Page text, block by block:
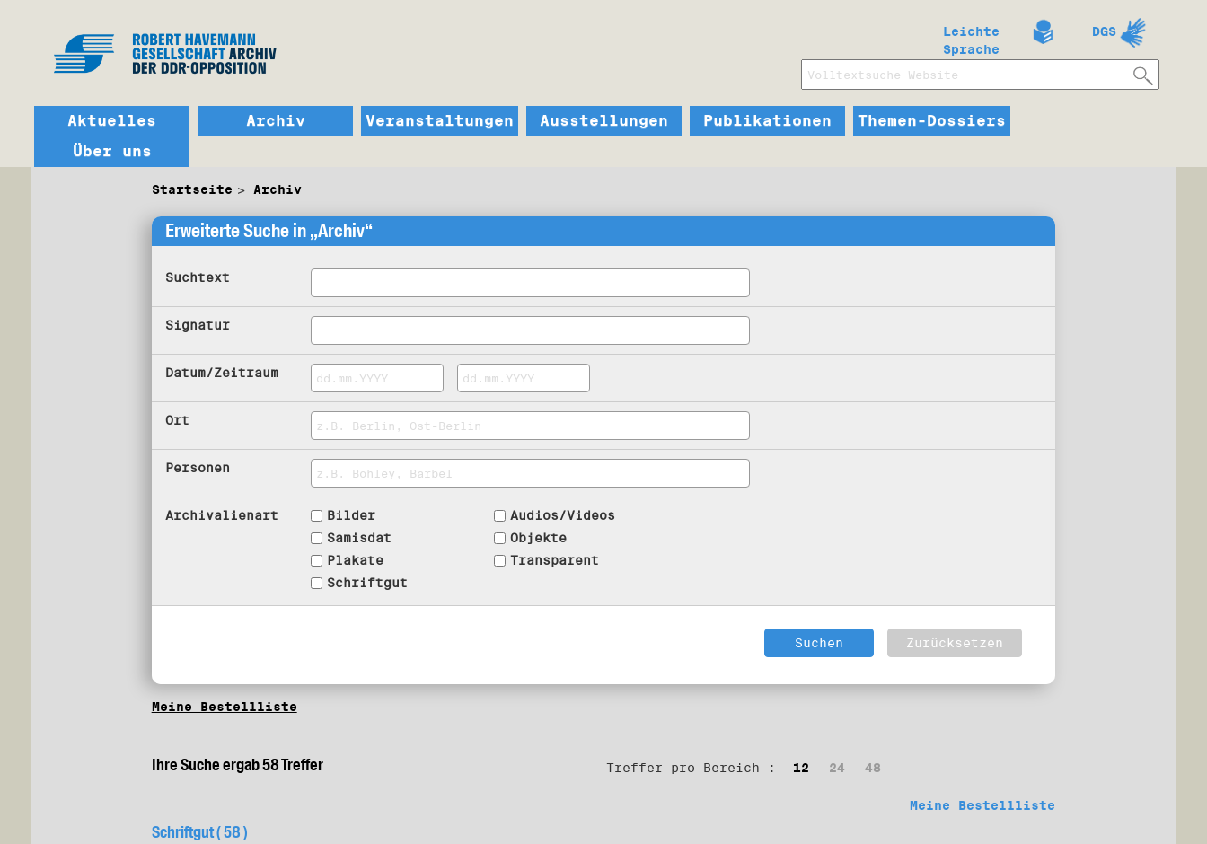
Leichte
Sprache
DGS
Aktuelles Archiv Veranstaltungen Ausstellungen Publikationen
Themen-Dossiers
Über uns
Startseite Archiv
Erweiterte Suche in „Archiv“
Suchtext
Signatur
Datum/Zeitraum
Ort
Personen
Archivalienart
Bilder
Samisdat
Plakate
Schriftgut
Audios/Videos
Objekte
Transparent
Meine Bestellliste
Ihre Suche ergab 58 Treffer Treffer pro Bereich : 12 24 48
Meine Bestellliste
Schriftgut ( 58 )